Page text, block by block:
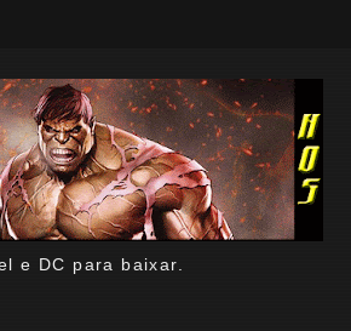
e DC para baixar.